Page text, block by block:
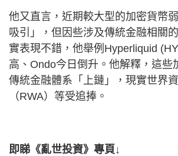
他又直言，近期較大型的加密貨幣
吸引」，但因些涉及傳統金融相關
實表現不錯，他舉例Hyperliquid
高、Ondo今日倒升。他解釋，這些
傳統金融體系「上鏈」，現實世界
（RWA）等受追捧。
即睇《亂世投資》專頁↓